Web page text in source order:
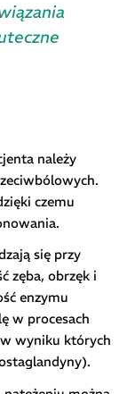
należy
czemu
się przy
zęba, obrzęk i
enzymu
w procesach
wyniku których